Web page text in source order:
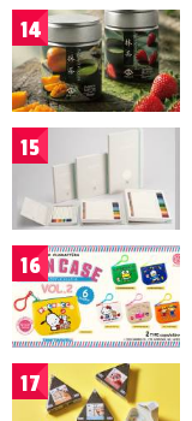
14
15
16
17